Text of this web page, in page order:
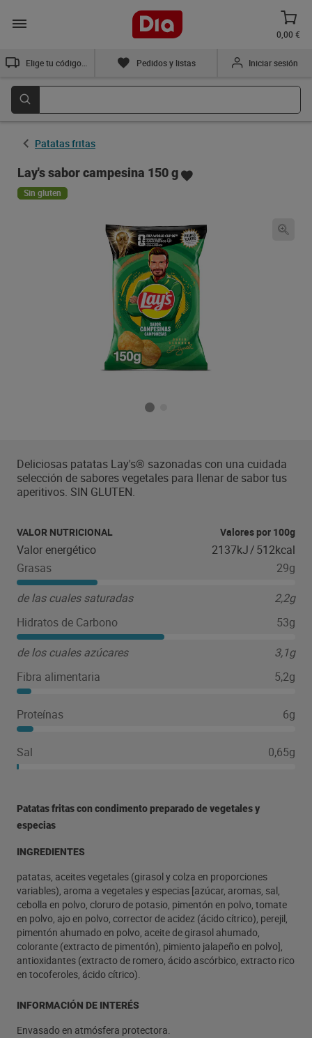
0,00 €
Pedidos y listas Iniciar sesión
Patatas fritas
Lay's sabor campesina 150 g
Sin gluten
Deliciosas patatas Lay's® sazonadas con una cuidada
selección de sabores vegetales para llenar de sabor tus
aperitivos. SIN GLUTEN.
VALOR NUTRICIONAL Valores por 100g
Valor energético 2137kJ/512kcal
Grasas
29g
de las cuales saturadas
2,2g
Hidratos de Carbono
53g
de los cuales azúcares
3,1g
Fibra alimentaria
5,2g
Proteínas 6g
Sal 0,65g
Patatas fritas con condimento preparado de vegetales y
especias
INGREDIENTES
patatas, aceites vegetales (girasol y colza en proporciones
variables), aroma a vegetales y especias [azúcar, aromas, sal,
cebolla en polvo, cloruro de potasio, pimentón en polvo, tomate
en polvo, ajo en polvo, corrector de acidez (ácido cítrico), perejil,
pimentón ahumado en polvo, aceite de girasol ahumado,
colorante (extracto de pimentón), pimiento jalapeño en polvo],
antioxidantes (extracto de romero, ácido ascórbico, extracto rico
en tocoferoles, ácido cítrico).
INFORMACIÓN DE INTERÉS
Envasado en atmósfera protectora.